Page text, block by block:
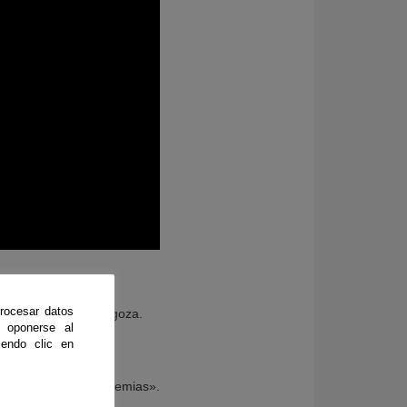
de Zaragoza.
y pandemias».
datos
al
clic en